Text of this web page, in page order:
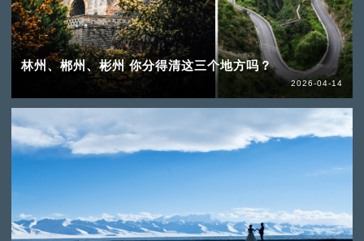
林州、郴州、彬州 你分得清这三个地方吗？
2026-04-14